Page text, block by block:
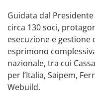
Guidata dal
circa 130 soci,
esecuzione e
esprimono
nazionale, tra cui
per l’Italia, Saipem,
Webuild.